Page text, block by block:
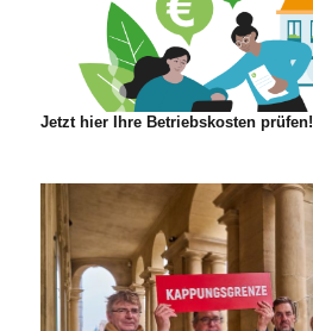
Jetzt hier Ihre Betriebskosten prüfen!